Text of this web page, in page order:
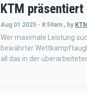
KTM
Aug 01 2025 - 8:59am , by
Wer maximale Leistung
bewährter
all das in der